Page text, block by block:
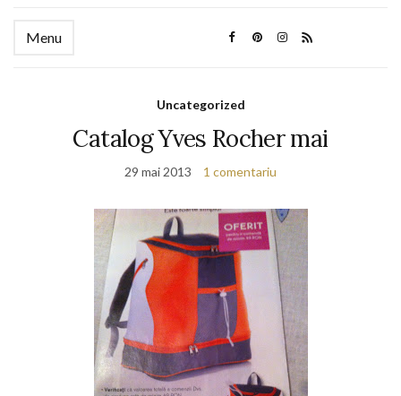
Menu
Uncategorized
Catalog Yves Rocher mai
29 mai 2013 1 comentariu